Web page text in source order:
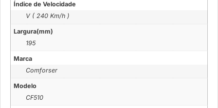
Índice de Velocidade
V ( 240 Km/h )
Largura(mm)
195
Marca
Comforser
Modelo
CF510